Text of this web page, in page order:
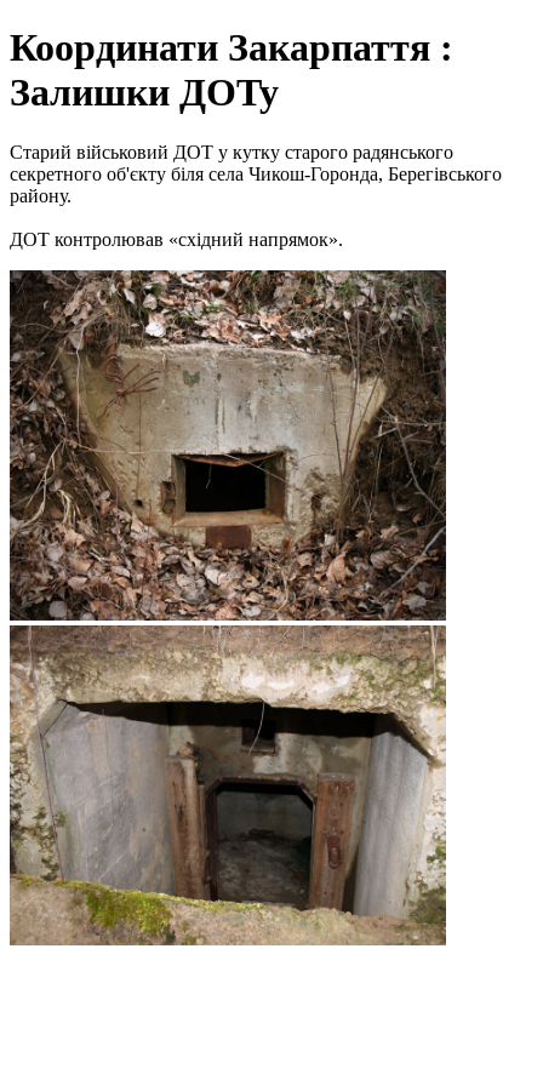
Координати Закарпаття :
Залишки ДОТу
Старий військовий ДОТ у кутку старого радянського
секретного об'єкту біля села Чикош-Горонда, Берегівського
району.
ДОТ контролював «східний напрямок».